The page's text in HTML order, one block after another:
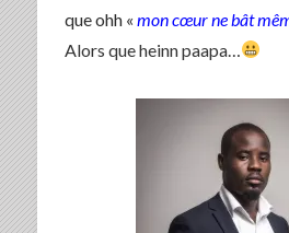
que ohh « mon cœur ne bât
Alors que heinn paapa…